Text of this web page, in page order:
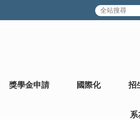
獎學金申請 國際化 招
系